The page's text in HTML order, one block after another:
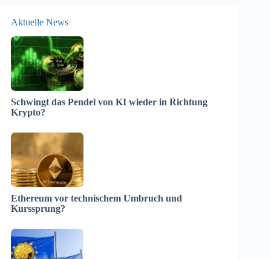
Aktuelle News
Schwingt das Pendel von KI wieder in Richtung
Krypto?
Ethereum vor technischem Umbruch und
Kurssprung?